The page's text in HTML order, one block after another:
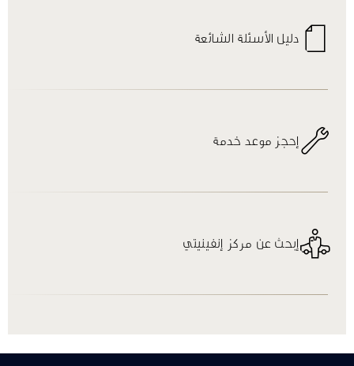
دليل الأسئلة الشائعة
إحجز موعد خدمة
إبحث عن مركز إنفينيتي